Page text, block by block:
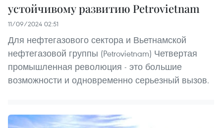
устойчивому развитию Petrovietnam
11/09/2024 02:51
Для нефтегазового сектора и Вьетнамской
нефтегазовой группы (Petrovietnam) Четвертая
промышленная революция - это большие
возможности и одновременно серьезный вызов.